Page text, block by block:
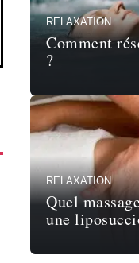
RELAXATION
Comment
?
RELAXATION
Quel
une